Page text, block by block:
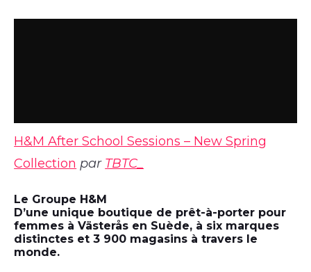
H&M After School Sessions – New Spring
Collection par TBTC_
Le Groupe H&M
D’une unique boutique de prêt-à-porter pour
femmes à Västerås en Suède, à six marques
distinctes et 3 900 magasins à travers le
monde.